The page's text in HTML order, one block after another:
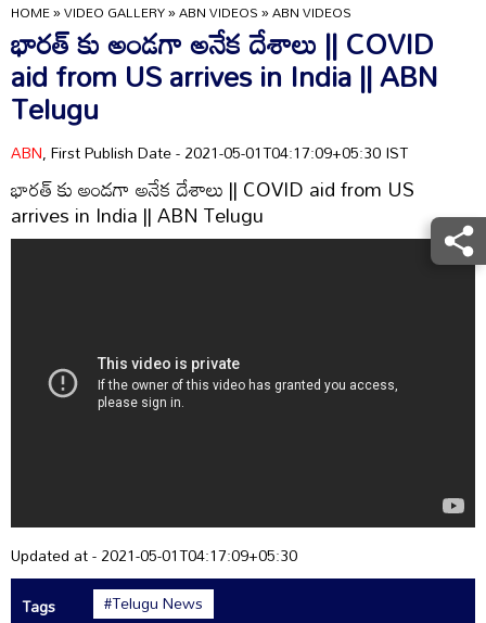
HOME»VIDEO GALLERY»ABN VIDEOS»ABN VIDEOS
భారత్ కు అండగా అనేక దేశాలు || COVID
aid from US arrives in India || ABN
Telugu
ABN, First Publish Date - 2021-05-01T04:17:09+05:30 IST
భారత్ కు అండగా అనేక దేశాలు || COVID aid from US
arrives in India || ABN Telugu
Updated at - 2021-05-01T04:17:09+05:30
Tags
#Telugu News